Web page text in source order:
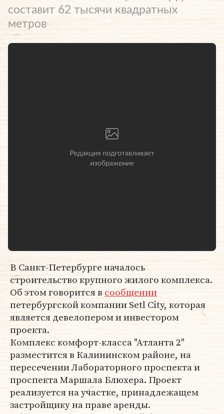
составит 62 тысячи квадратных
метров
В Санкт-Петербурге началось
строительство крупного жилого комплекса.
Об этом говорится в сообщении
петербургской компании Setl City, которая
является девелопером и инвестором
проекта.
Комплекс комфорт-класса "Атланта 2"
разместится в Калининском районе, на
пересечении Лабораторного проспекта и
проспекта Маршала Блюхера. Проект
реализуется на участке, принадлежащем
застройщику на праве аренды.